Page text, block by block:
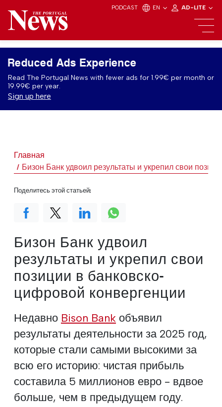
PODCAST EN AD-LITE
Reduced Ads Experience
Read The Portugal News with fewer ads for 1.99€ per month or
19.99€ per year.
Sign up here
Главная
Бизон Банк удвоил результаты и укрепил свои
Бизон Банк удвоил
результаты и укрепил свои
позиции в банковско-
цифровой конвергенции
Недавно Bison Bank объявил
результаты деятельности за 2025 год,
которые стали самыми высокими за
всю его историю: чистая прибыль
составила 5 миллионов евро - вдвое
больше, чем в предыдущем году.
Поделитесь этой статьей: